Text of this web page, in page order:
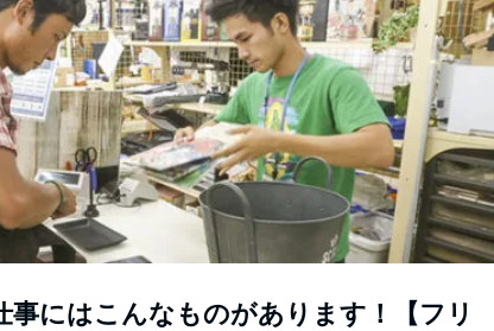
事にはこんなものがあります！【フリ